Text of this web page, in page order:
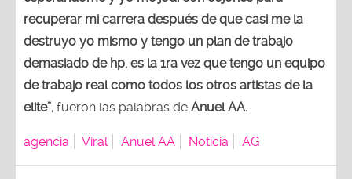
recuperar mi carrera después de que casi me la
destruyo yo mismo y tengo un plan de trabajo
demasiado de hp, es la 1ra vez que tengo un equipo
de trabajo real como todos los otros artistas de la
elite”, fueron las palabras de Anuel AA.
agencia Viral Anuel AA Noticia AG